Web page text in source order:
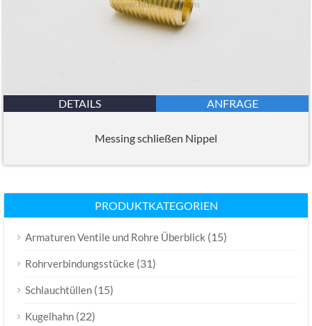
DETAILS ANFRAGE
Messing schließen Nippel
PRODUKTKATEGORIEN
Armaturen Ventile und Rohre Überblick (15)
Rohrverbindungsstücke (31)
Schlauchtüllen (15)
Kugelhahn (22)